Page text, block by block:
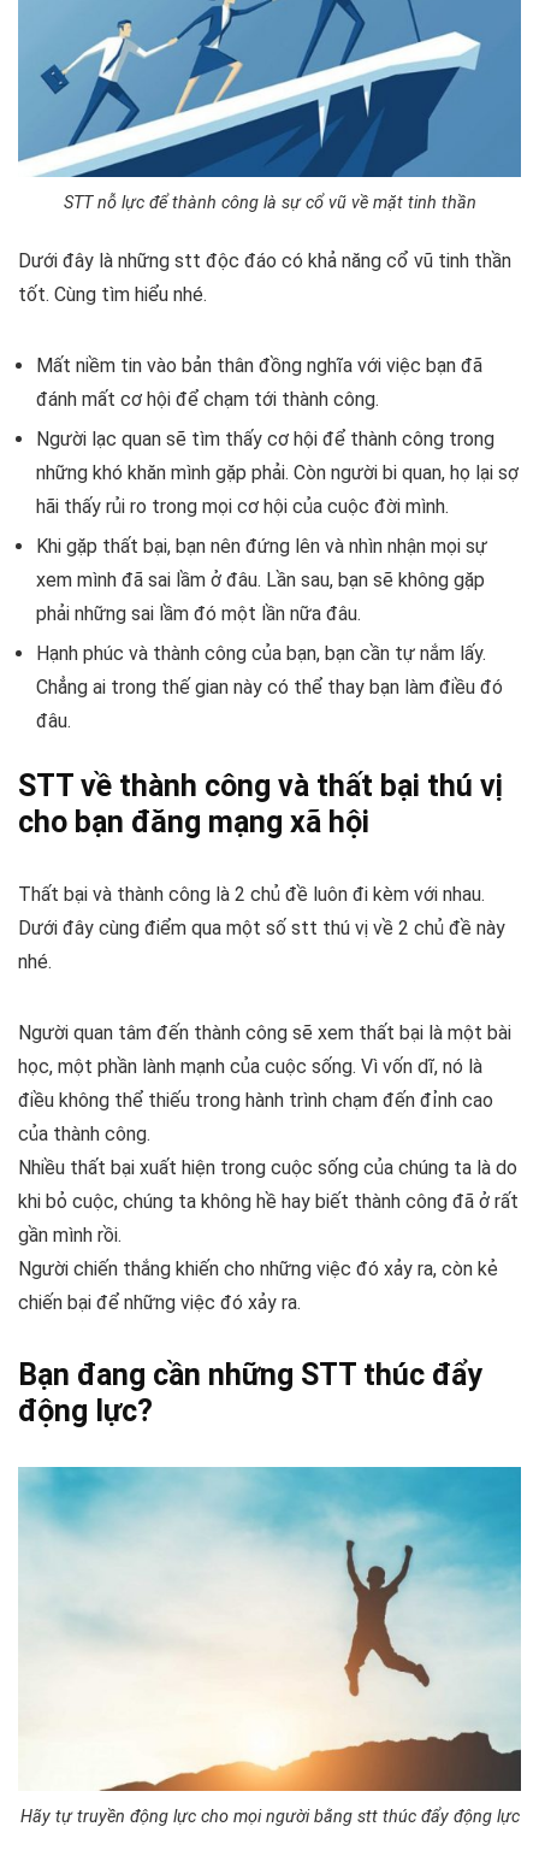
STT nỗ lực để thành công là sự cổ vũ về mặt tinh thần
Dưới đây là những stt độc đáo có khả năng cổ vũ tinh thần
tốt. Cùng tìm hiểu nhé.
Mất niềm tin vào bản thân đồng nghĩa với việc bạn đã
đánh mất cơ hội để chạm tới thành công.
Người lạc quan sẽ tìm thấy cơ hội để thành công trong
những khó khăn mình gặp phải. Còn người bi quan, họ lại sợ
hãi thấy rủi ro trong mọi cơ hội của cuộc đời mình.
Khi gặp thất bại, bạn nên đứng lên và nhìn nhận mọi sự
xem mình đã sai lầm ở đâu. Lần sau, bạn sẽ không gặp
phải những sai lầm đó một lần nữa đâu.
Hạnh phúc và thành công của bạn, bạn cần tự nắm lấy.
Chẳng ai trong thế gian này có thể thay bạn làm điều đó
đâu.
STT về thành công và thất bại thú vị
cho bạn đăng mạng xã hội
Thất bại và thành công là 2 chủ đề luôn đi kèm với nhau.
Dưới đây cùng điểm qua một số stt thú vị về 2 chủ đề này
nhé.
Người quan tâm đến thành công sẽ xem thất bại là một bài
học, một phần lành mạnh của cuộc sống. Vì vốn dĩ, nó là
điều không thể thiếu trong hành trình chạm đến đỉnh cao
của thành công.
Nhiều thất bại xuất hiện trong cuộc sống của chúng ta là do
khi bỏ cuộc, chúng ta không hề hay biết thành công đã ở rất
gần mình rồi.
Người chiến thắng khiến cho những việc đó xảy ra, còn kẻ
chiến bại để những việc đó xảy ra.
Bạn đang cần những STT thúc đẩy
động lực?
Hãy tự truyền động lực cho mọi người bằng stt thúc đẩy động lực